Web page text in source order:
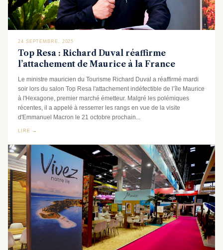
24 SEPTEMBRE, 2025
Top Resa : Richard Duval réaffirme
l’attachement de Maurice à la France
Le ministre mauricien du Tourisme Richard Duval a réaffirmé mardi
soir lors du salon Top Resa l'attachement indéfectible de l’île Maurice
à l'Hexagone, premier marché émetteur. Malgré les polémiques
récentes, il a appelé à resserrer les rangs en vue de la visite
d'Emmanuel Macron le 21 octobre prochain...
LIRE →